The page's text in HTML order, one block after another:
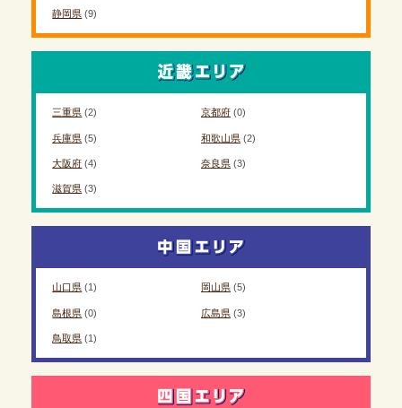
静岡県 (9)
三重県 (2) 京都府(0)
兵庫県 (5) 和歌山県(2)
大阪府 (4) 奈良県(3)
滋賀県 (3)
山口県 (1) 岡山県(5)
島根県 (0) 広島県(3)
鳥取県 (1)